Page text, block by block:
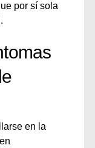
por sí sola
en la